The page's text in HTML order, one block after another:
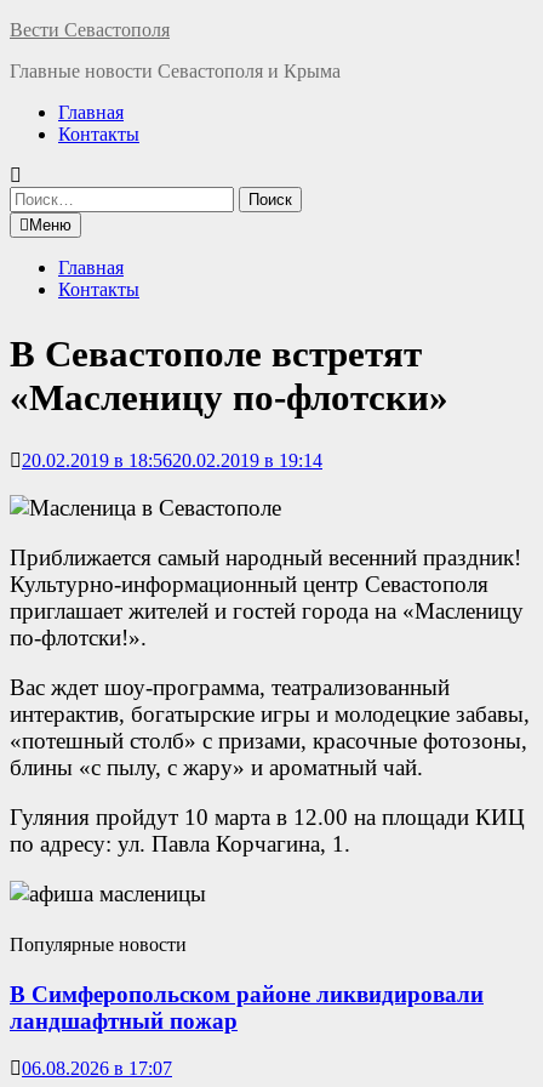
Перейти
содержимому
Вести Севастополя
Главные новости Севастополя и Крыма
Главная
Контакты
Найти:
Меню
Главная
Контакты
В Севастополе встретят
«Масленицу по-флотски»
20.02.2019 в 18:5620.02.2019 в 19:14
Приближается самый народный весенний праздник!
Культурно-информационный центр Севастополя
приглашает жителей и гостей города на «Масленицу
по-флотски!».
Вас ждет шоу-программа, театрализованный
интерактив, богатырские игры и молодецкие забавы,
«потешный столб» с призами, красочные фотозоны,
блины «с пылу, с жару» и ароматный чай.
Гуляния пройдут 10 марта в 12.00 на площади КИЦ
по адресу: ул. Павла Корчагина, 1.
Популярные новости
В Симферопольском районе ликвидировали
ландшафтный пожар
06.08.2026 в 17:07